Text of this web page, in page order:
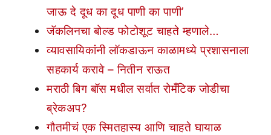
जाऊ दे दूध का दूध पाणी का पाणी’
जॅकलिनचा बोल्ड फोटोशूट चाहते म्हणाले…
व्यावसायिकांनी लॉकडाऊन काळामध्ये प्रशासनाला
सहकार्य करावे – नितीन राऊत
मराठी बिग बॉस मधील सर्वात रोमँटिक जोडीचा
ब्रेकअप?
गौतमीचं एक स्मितहास्य आणि चाहते घायाळ